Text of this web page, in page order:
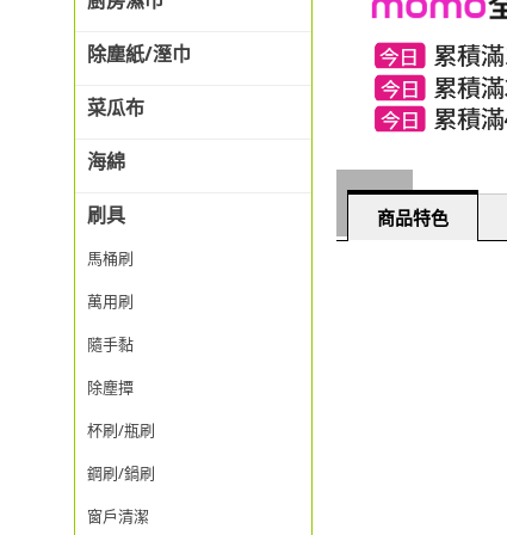
除塵紙/溼巾
菜瓜布
海綿
刷具
馬桶刷
萬用刷
隨手黏
除塵撢
杯刷/瓶刷
鋼刷/鍋刷
窗戶清潔
商品特色